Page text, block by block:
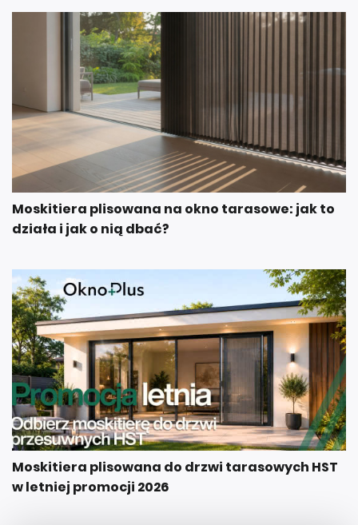
Moskitiera plisowana na okno tarasowe: jak to
działa i jak o nią dbać?
Moskitiera plisowana do drzwi tarasowych HST
w letniej promocji 2026